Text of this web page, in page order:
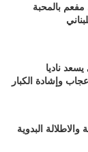
مفعم بالمحبة
ناديا
وإشادة الكبار
والاطلالة البدوية